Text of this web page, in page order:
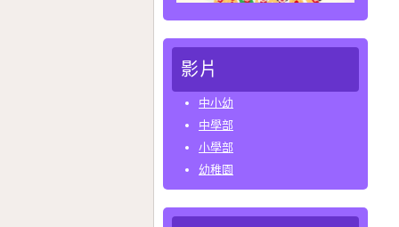
影片
中小幼
中學部
小學部
幼稚園